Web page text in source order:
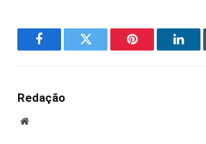
FacebookTwitter Pinterest
Redação
Site